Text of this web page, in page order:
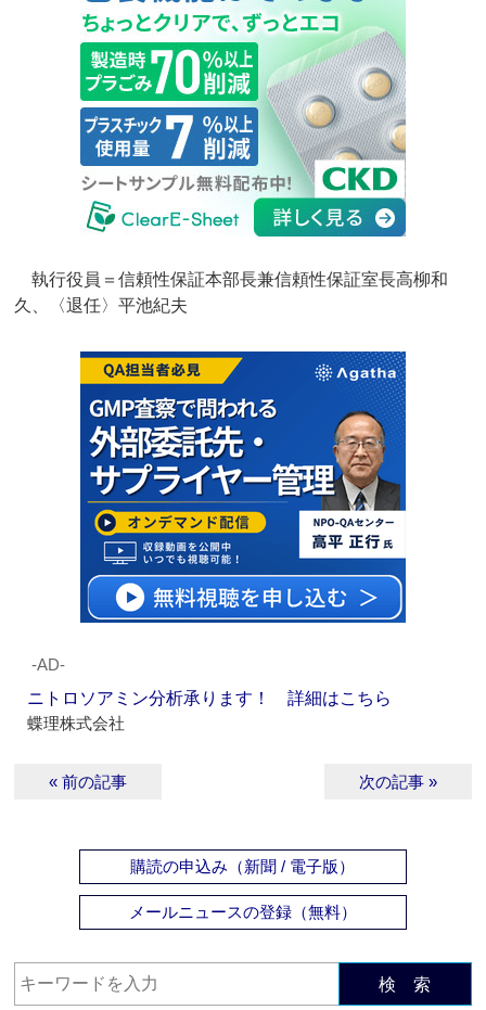
執行役員＝信頼性保証本部長兼信頼性保証室長高柳和
久、〈退任〉平池紀夫
‐AD‐
ニトロソアミン分析承ります！ 詳細はこちら
蝶理株式会社
« 前の記事 次の記事 »
購読の申込み（新聞 / 電子版）
メールニュースの登録（無料）
検 索